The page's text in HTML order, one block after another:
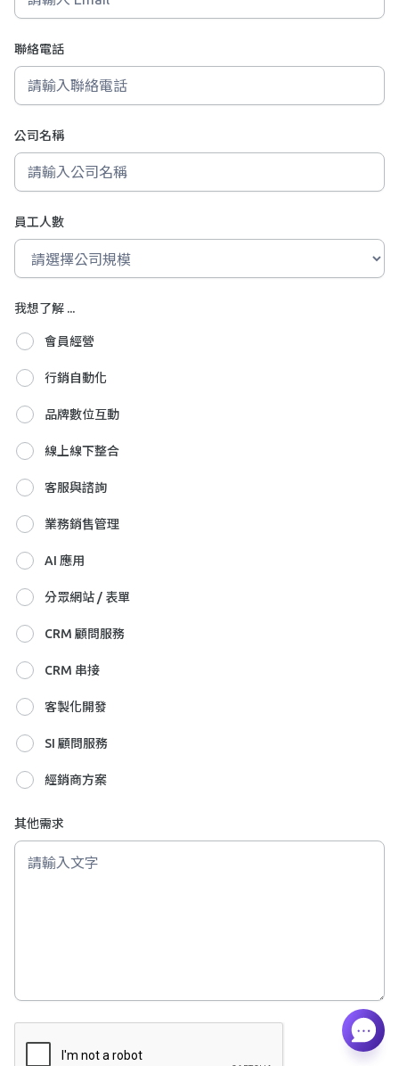
聯絡電話
公司名稱
員工人數
我想了解 ...
會員經營
行銷自動化
品牌數位互動
線上線下整合
客服與諮詢
業務銷售管理
AI 應用
分眾網站 / 表單
CRM 顧問服務
CRM 串接
客製化開發
SI 顧問服務
經銷商方案
其他需求